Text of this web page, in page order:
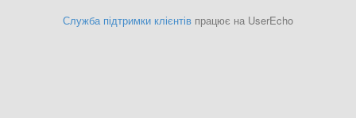
Служба підтримки клієнтів працює на UserEcho